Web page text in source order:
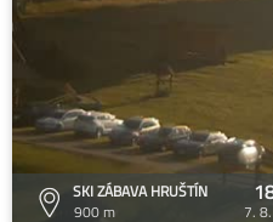
SKI ZÁBAVA HRUŠTÍN
900 m
7.